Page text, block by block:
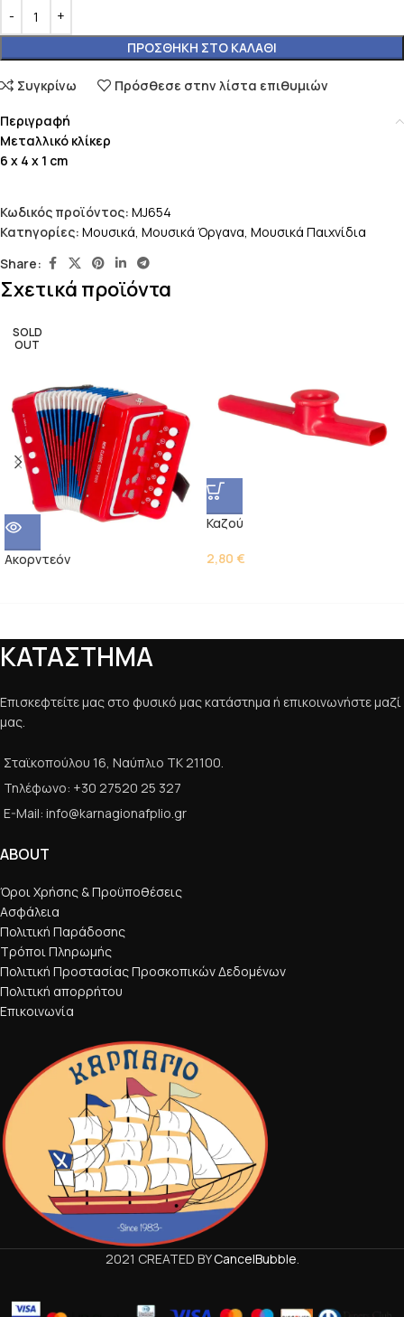
ΠΡΟΣΘΉΚΗ ΣΤΟ ΚΑΛΆΘΙ
Συγκρίνω Πρόσθεσε στην λίστα επιθυμιών
Περιγραφή
Μεταλλικό κλίκερ
6 x 4 x 1 cm
Κωδικός προϊόντος: MJ654
Κατηγορίες: Μουσικά, Μουσικά Όργανα, Μουσικά Παιχνίδια
Share:
Σχετικά προϊόντα
SOLD
OUT
Ακορντεόν
Καζού
2,80 €
ΚΑΤΑΣΤΗΜΑ
Επισκεφτείτε μας στο φυσικό μας κατάστημα ή επικοινωνήστε μαζί
μας.
Σταϊκοπούλου 16, Ναύπλιο ΤΚ 21100.
Τηλέφωνο: +30 27520 25 327
E-Mail: info@karnagionafplio.gr
ABOUT
Όροι Χρήσης & Προϋποθέσεις
Ασφάλεια
Πολιτική Παράδοσης
Τρόποι Πληρωμής
Πολιτική Προστασίας Προσκοπικών Δεδομένων
Πολιτική απορρήτου
Επικοινωνία
2021 CREATED BYCancelBubble.